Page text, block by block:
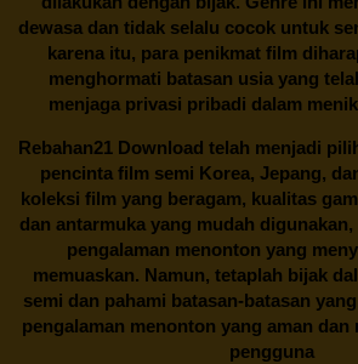
dewasa dan tidak selalu cocok untuk
karena itu, para penikmat film
menghormati batasan usia yang
menjaga privasi pribadi dalam
Rebahan21Download telah menjadi
pencinta film semi Korea, Jepang,
koleksi film yang beragam, kualitas
dan antarmuka yang mudah
pengalaman menonton yang
memuaskan. Namun, tetaplah bijak
semi dan pahami batasan-batasan
pengalaman menonton yang aman dan
pengguna